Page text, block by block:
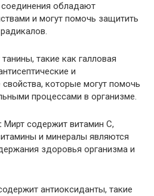
соединения обладают
и могут помочь защитить
такие как галловая
и
которые могут помочь
процессами в организме.
Мирт содержит витамин С,
и минералы являются
здоровья организма и
антиоксиданты, такие